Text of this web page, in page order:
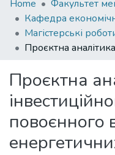
All of DSpace
Statistics
Home
Магістерські
Проєктна
повоєнного